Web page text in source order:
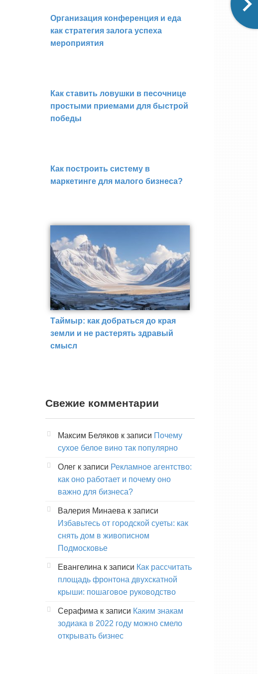
Организация конференция и еда
как стратегия залога успеха
мероприятия
Как ставить ловушки в песочнице
простыми приемами для быстрой
победы
Как построить систему в
маркетинге для малого бизнеса?
Таймыр: как добраться до края
земли и не растерять здравый
смысл
Свежие комментарии
Максим Беляков к записи Почему
сухое белое вино так популярно
Олег к записи Рекламное агентство:
как оно работает и почему оно
важно для бизнеса?
Валерия Минаева к записи
Избавьтесь от городской суеты: как
снять дом в живописном
Подмосковье
Евангелина к записи Как рассчитать
площадь фронтона двухскатной
крыши: пошаговое руководство
Серафима к записи Каким знакам
зодиака в 2022 году можно смело
открывать бизнес